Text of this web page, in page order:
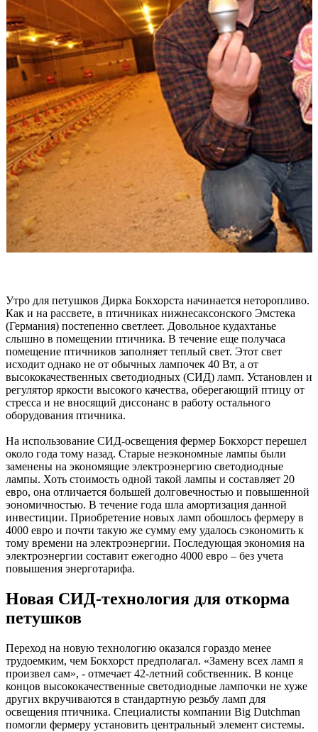
Утро для петушков Дирка Бокхорста начинается неторопливо.
Как и на рассвете, в птичниках нижнесаксонского Эмстека
(Германия) постепенно светлеет. Довольное кудахтанье
слышно в помещении птичника. В течение еще получаса
помещение птичников заполняет теплый свет. Этот свет
исходит однако не от обычных лампочек 40 Вт, а от
высококачественных светодиодных (СИД) ламп. Установлен и
регулятор яркости высокого качества, оберегающий птицу от
стресса и не вносящий диссонанс в работу остального
оборудования птичника.
На использование СИД-освещения фермер Бокхорст перешел
около года тому назад. Старые неэкономные лампы были
заменены на экономящие электроэнергию светодиодные
лампы. Хоть стоимость одной такой лампы и составляет 20
евро, она отличается большей долговечностью и повышенной
эономичностью. В течение года шла амортизация данной
инвестиции. Приобретение новых ламп обошлось фермеру в
4000 евро и почти такую же сумму ему удалось сэкономить к
тому времени на электроэнергии. Последующая экономия на
электроэнергии составит ежегодно 4000 евро – без учета
повышения энерготарифа.
Новая СИД-технология для откорма
петушков
Переход на новую технологию оказался гораздо менее
трудоемким, чем Бокхорст предполагал. «Замену всех ламп я
произвел сам», - отмечает 42-летний собственник. В конце
концов высококачественные светодиодные лампочки не хуже
других вкручиваются в стандартную резьбу ламп для
освещения птичника. Специалисты компании Big Dutchman
помогли фермеру установить центральный элемент системы.